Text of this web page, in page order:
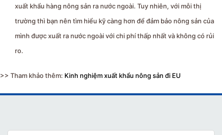
xuất khẩu hàng nông sản ra nước ngoài. Tuy nhiên, với mỗi thị
trường thì bạn nên tìm hiểu kỹ càng hơn để đảm bảo nông sản của
mình được xuất ra nước ngoài với chi phí thấp nhất và không có rủi
ro.
>> Tham khảo thêm: Kinh nghiệm xuất khẩu nông sản đi EU